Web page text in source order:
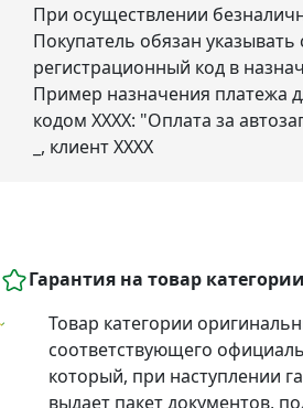
При осуществлении
Покупатель обязан указывать
регистрационный код в
Пример назначения платежа
кодом ХХХХ: "Оплата за
_, клиент ХХХХ
Гарантия на товар
Товар категории
соответствующего
который, при наступлении
выдает пакет документов,